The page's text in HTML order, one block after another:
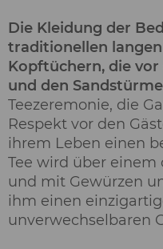
Die Kleidung der
traditionellen
Kopftüchern, die vor
und den
Teezeremonie, die
Respekt vor den
ihrem Leben einen
Tee wird über
und mit Gewürzen
ihm einen
unverwechselbaren